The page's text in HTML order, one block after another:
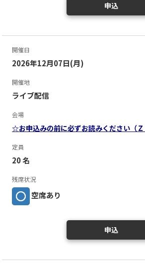
申込
開催日
2026年12月07日(月)
開催地
ライブ配信
会場
☆お申込みの前に必ずお読みください（
定員
20 名
残席状況
空席あり
申込